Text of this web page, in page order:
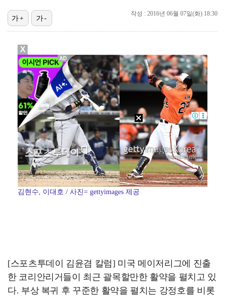
에스파, 고척돔 입성…공연 시작 40분 만에 첫 인사 …
'첫 승 도전' 장은수 "우승 의식하기보다 내 플레이에…
박지민 아나운서 "발리까지 갔는데…'피의 게임2' 출연…
한국 남자배구, 중국 3-0 완파하고 동아시아선수권 결…
'서명관·야고 연속골' 울산, 동해안 더비서 포항 제압…
작성 : 2016년 06월 07일(화) 18:30
가+ 가-
김현수, 이대호 / 사진= gettyimages 제공
[스포츠투데이 김윤겸 칼럼] 미국 메이저리그에 진출
한 코리안리거들이 최근 괄목할만한 활약을 펼치고 있
다. 부상 복귀 후 꾸준한 활약을 펼치는 강정호를 비롯
X